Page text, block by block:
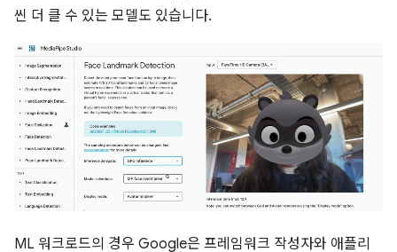
씬 더 클 수 있는 모델도 있습니다.
ML 워크로드의 경우 Google은 프레임워크 작성자와 애플리